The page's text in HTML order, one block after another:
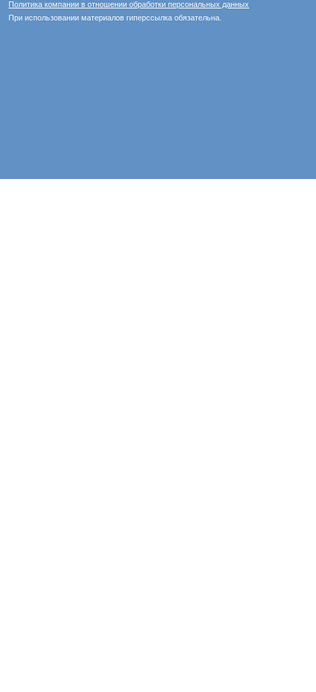
Политика компании в отношении обработки персональных данных
При использовании материалов гиперссылка обязательна.